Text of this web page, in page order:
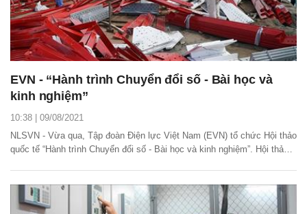
EVN - “Hành trình Chuyển đổi số - Bài học và
kinh nghiệm”
10:38 | 09/08/2021
NLSVN - Vừa qua, Tập đoàn Điện lực Việt Nam (EVN) tổ chức Hội thảo
quốc tế “Hành trình Chuyển đổi số - Bài học và kinh nghiệm”. Hội thảo
đơn vị trực thuộc EVN.